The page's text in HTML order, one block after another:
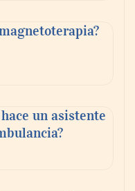
y
un asistente